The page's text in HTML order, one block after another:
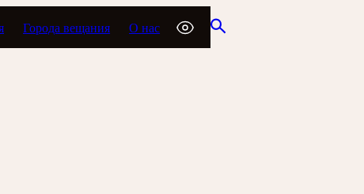
Города вещания О нас